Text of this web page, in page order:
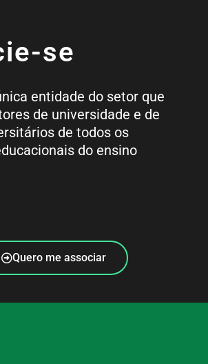
se
entidade do setor que
de universidade e de
de todos os
do ensino
Quero me associar